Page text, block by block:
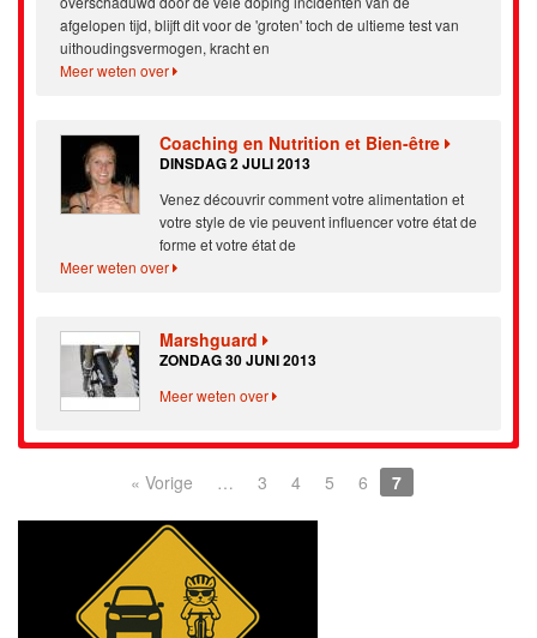
afgelopen tijd, blijft dit voor de 'groten' toch de ultieme test van
uithoudingsvermogen, kracht en
Meer weten over
Coaching en Nutrition et Bien-être
DINSDAG 2 JULI 2013
Venez découvrir comment votre alimentation et
votre style de vie peuvent influencer votre état de
forme et votre état de
Meer weten over
Marshguard
ZONDAG 30 JUNI 2013
Meer weten over
« Vorige … 3 4 5 6 7